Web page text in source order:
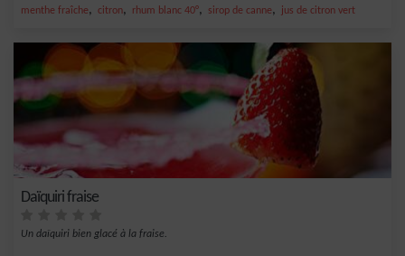
menthe fraîche, citron, rhum blanc 40°, sirop de canne, jus de citron vert
Daïquiri fraise
Un daïquiri bien glacé à la fraise.